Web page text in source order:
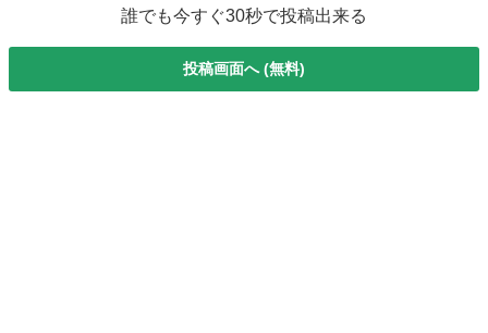
誰でも今すぐ30秒で投稿出来る
投稿画面へ (無料)